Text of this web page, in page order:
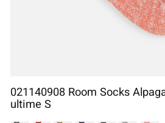
021140908 Room Socks
ultime S